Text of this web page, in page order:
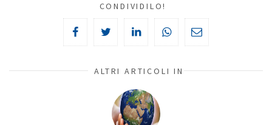
CONDIVIDILO!
ALTRI ARTICOLI IN